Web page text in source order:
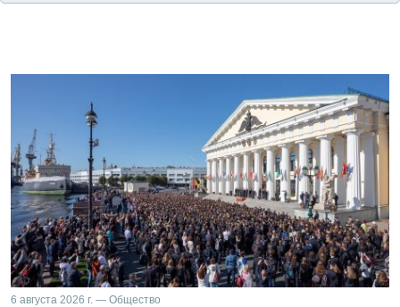
6 августа 2026 г. — Общество